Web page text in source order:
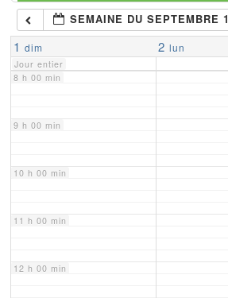
SEMAINE DU SEPTEMBRE 1
1 dim 2 lun
Jour entier
7 h 00 min
8 h 00 min
9 h 00 min
10 h 00 min
11 h 00 min
12 h 00 min